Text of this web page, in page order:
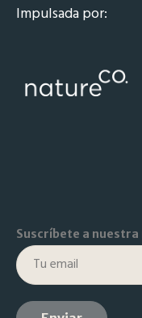
Impulsada por:
Suscríbete a